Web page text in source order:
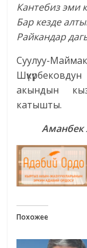
Кантебиз эми
Бар кезде
Райкандар
Суулуу-
акындын
катышты.
Аманбек
Похожее